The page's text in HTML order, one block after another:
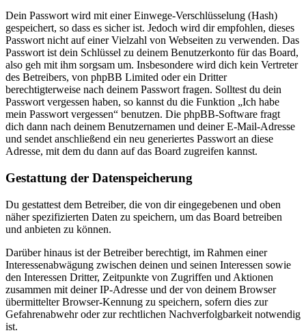
Dein Passwort wird mit einer Einwege-Verschlüsselung (Hash)
gespeichert, so dass es sicher ist. Jedoch wird dir empfohlen, dieses
Passwort nicht auf einer Vielzahl von Webseiten zu verwenden. Das
Passwort ist dein Schlüssel zu deinem Benutzerkonto für das Board,
also geh mit ihm sorgsam um. Insbesondere wird dich kein Vertreter
des Betreibers, von phpBB Limited oder ein Dritter
berechtigterweise nach deinem Passwort fragen. Solltest du dein
Passwort vergessen haben, so kannst du die Funktion „Ich habe
mein Passwort vergessen“ benutzen. Die phpBB-Software fragt
dich dann nach deinem Benutzernamen und deiner E-Mail-Adresse
und sendet anschließend ein neu generiertes Passwort an diese
Adresse, mit dem du dann auf das Board zugreifen kannst.
Gestattung der Datenspeicherung
Du gestattest dem Betreiber, die von dir eingegebenen und oben
näher spezifizierten Daten zu speichern, um das Board betreiben
und anbieten zu können.
Darüber hinaus ist der Betreiber berechtigt, im Rahmen einer
Interessenabwägung zwischen deinen und seinen Interessen sowie
den Interessen Dritter, Zeitpunkte von Zugriffen und Aktionen
zusammen mit deiner IP-Adresse und der von deinem Browser
übermittelter Browser-Kennung zu speichern, sofern dies zur
Gefahrenabwehr oder zur rechtlichen Nachverfolgbarkeit notwendig
ist.